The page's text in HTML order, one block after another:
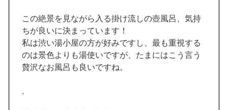
この絶景を見ながら入る掛け流しの壺風呂、気持
ちが良いに決まっています！
私は渋い湯小屋の方が好みですし、最も重視する
のは景色よりも湯使いですが、たまにはこう言う
贅沢なお風呂も良いですね。
.